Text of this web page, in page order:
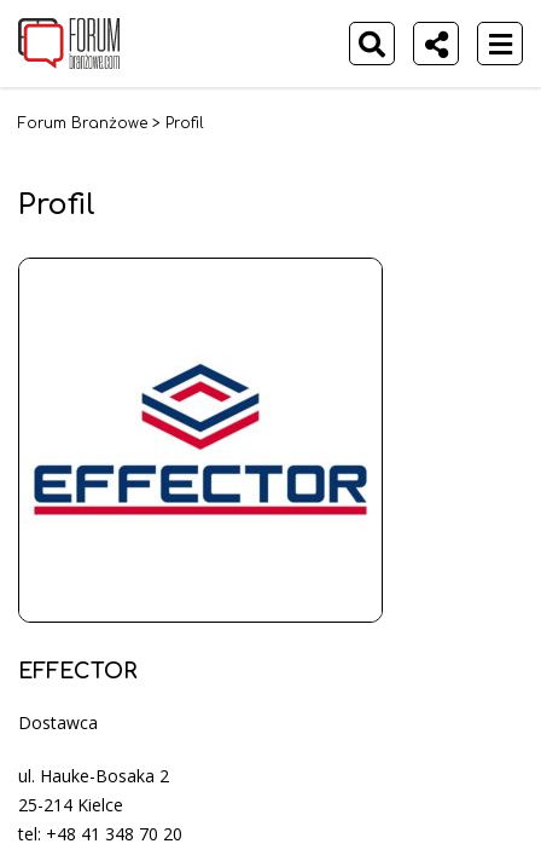
Forum Branżowe > Profil
Profil
EFFECTOR
Dostawca
ul. Hauke-Bosaka 2
25-214 Kielce
tel: +48 41 348 70 20